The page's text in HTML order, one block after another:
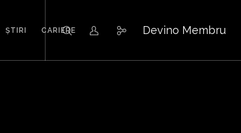
Devino Membru
ȘTIRI CARIERE